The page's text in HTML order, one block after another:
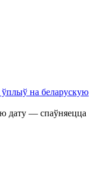
ўплыў на беларускую
дату — спаўняецца